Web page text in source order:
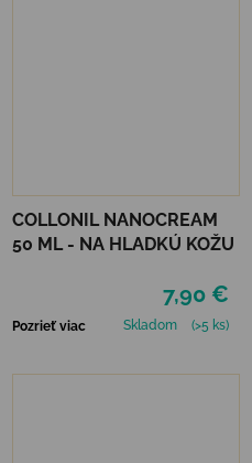
COLLONIL NANOCREAM
50 ML - NA HLADKÚ KOŽU
7,90 €
Pozrieť viac Skladom (>5 ks)